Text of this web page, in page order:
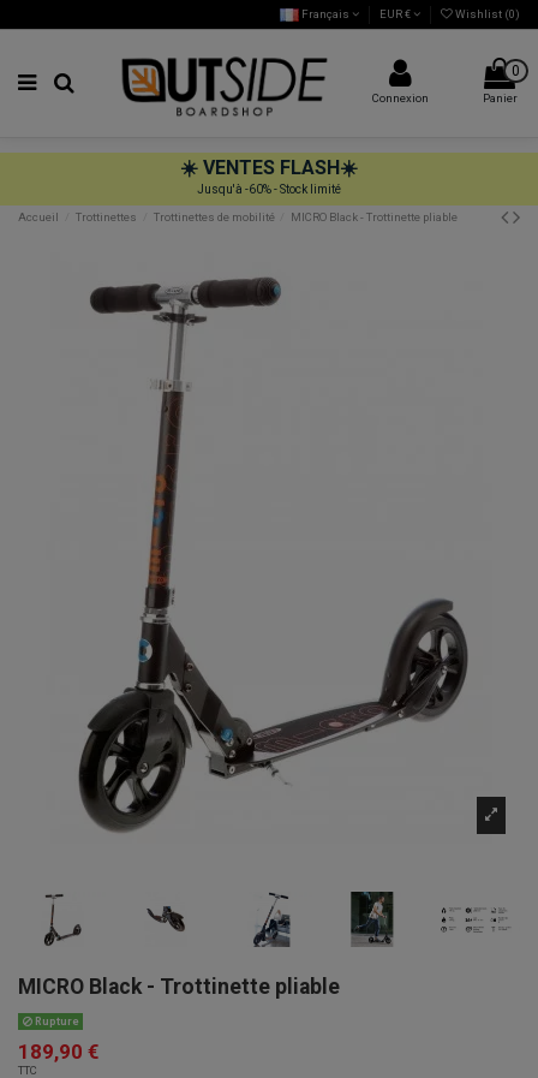
Français EUR € Wishlist (0)
Connexion
0
Panier
☀️ VENTES FLASH☀️
Jusqu'à -60% - Stock limité
Accueil Trottinettes Trottinettes de mobilité MICRO Black - Trottinette pliable
MICRO Black - Trottinette pliable
Rupture
189,90 €
TTC